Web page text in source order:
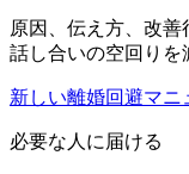
原因、伝え方、改
話し合いの空回りを
新しい離婚回避マニ
必要な人に届ける